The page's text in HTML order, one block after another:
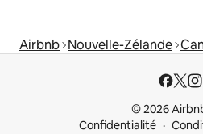
Airbnb Nouvelle-Zélande
© 2026
Confidentialité